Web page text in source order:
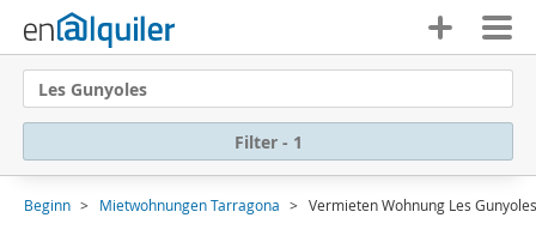
Les Gunyoles
Filter - 1
Beginn Mietwohnungen Tarragona Vermieten Wohnung Les Gunyoles